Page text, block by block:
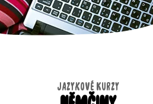
JAZYKOVÉ KURZY